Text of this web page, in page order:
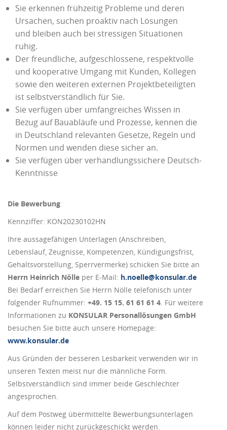
Sie erkennen frühzeitig Probleme und deren
Ursachen, suchen proaktiv nach Lösungen
und bleiben auch bei stressigen Situationen
ruhig.
Der freundliche, aufgeschlossene, respektvolle
und kooperative Umgang mit Kunden, Kollegen
sowie den weiteren externen Projektbeteiligten
ist selbstverständlich für Sie.
Sie verfügen über umfangreiches Wissen in
Bezug auf Bauabläufe und Prozesse, kennen die
in Deutschland relevanten Gesetze, Regeln und
Normen und wenden diese sicher an.
Sie verfügen über verhandlungssichere Deutsch-
Kenntnisse
Die Bewerbung
Kennziffer: KON20230102HN
Ihre aussagefähigen Unterlagen (Anschreiben,
Lebenslauf, Zeugnisse, Kompetenzen, Kündigungsfrist,
Gehaltsvorstellung, Sperrvermerke) schicken Sie bitte an
Herrn Heinrich Nölle per E-Mail: h.noelle@konsular.de
Bei Bedarf erreichen Sie Herrn Nölle telefonisch unter
folgender Rufnummer: +49. 15 15. 61 61 61 4. Für weitere
Informationen zu KONSULAR Personallösungen GmbH
besuchen Sie bitte auch unsere Homepage:
www.konsular.de
Aus Gründen der besseren Lesbarkeit verwenden wir in
unseren Texten meist nur die männliche Form.
Selbstverständlich sind immer beide Geschlechter
angesprochen.
Auf dem Postweg übermittelte Bewerbungsunterlagen
können leider nicht zurückgeschickt werden.